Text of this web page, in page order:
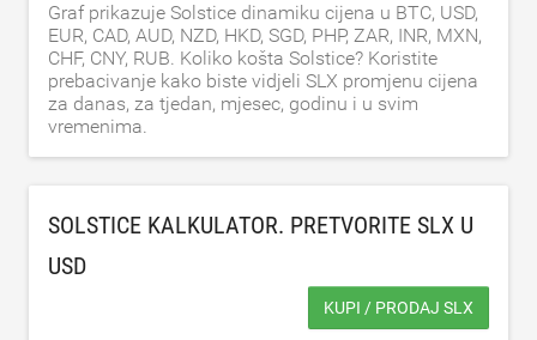
Graf prikazuje Solstice dinamiku cijena u BTC, USD,
EUR, CAD, AUD, NZD, HKD, SGD, PHP, ZAR, INR, MXN,
CHF, CNY, RUB. Koliko košta Solstice? Koristite
prebacivanje kako biste vidjeli SLX promjenu cijena
za danas, za tjedan, mjesec, godinu i u svim
vremenima.
SOLSTICE KALKULATOR. PRETVORITE SLX U
USD
KUPI / PRODAJ SLX